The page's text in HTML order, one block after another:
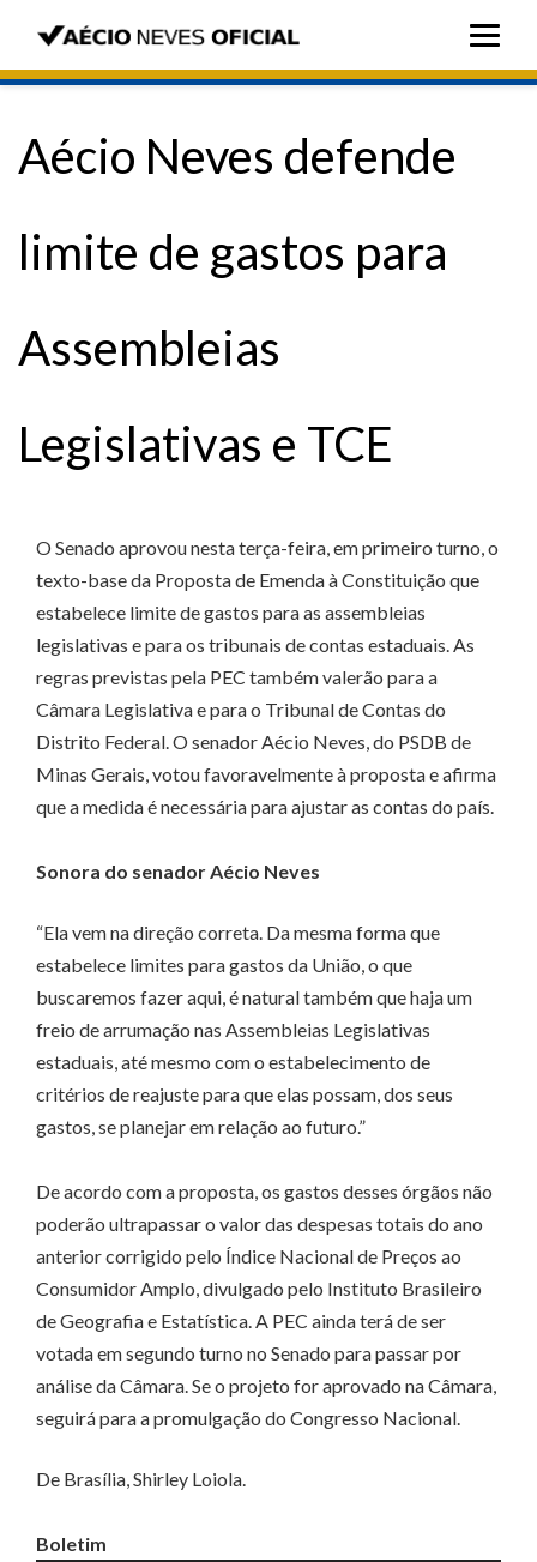
Aécio Neves defende
limite de gastos para
Assembleias
Legislativas e TCE
O Senado aprovou nesta terça-feira, em primeiro turno, o
texto-base da Proposta de Emenda à Constituição que
estabelece limite de gastos para as assembleias
legislativas e para os tribunais de contas estaduais. As
regras previstas pela PEC também valerão para a
Câmara Legislativa e para o Tribunal de Contas do
Distrito Federal. O senador Aécio Neves, do PSDB de
Minas Gerais, votou favoravelmente à proposta e afirma
que a medida é necessária para ajustar as contas do país.
Sonora do senador Aécio Neves
“Ela vem na direção correta. Da mesma forma que
estabelece limites para gastos da União, o que
buscaremos fazer aqui, é natural também que haja um
freio de arrumação nas Assembleias Legislativas
estaduais, até mesmo com o estabelecimento de
critérios de reajuste para que elas possam, dos seus
gastos, se planejar em relação ao futuro.”
De acordo com a proposta, os gastos desses órgãos não
poderão ultrapassar o valor das despesas totais do ano
anterior corrigido pelo Índice Nacional de Preços ao
Consumidor Amplo, divulgado pelo Instituto Brasileiro
de Geografia e Estatística. A PEC ainda terá de ser
votada em segundo turno no Senado para passar por
análise da Câmara. Se o projeto for aprovado na Câmara,
seguirá para a promulgação do Congresso Nacional.
De Brasília, Shirley Loiola.
Boletim